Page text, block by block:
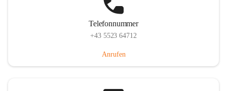
Telefonnummer
+43 5523 64712
Anrufen